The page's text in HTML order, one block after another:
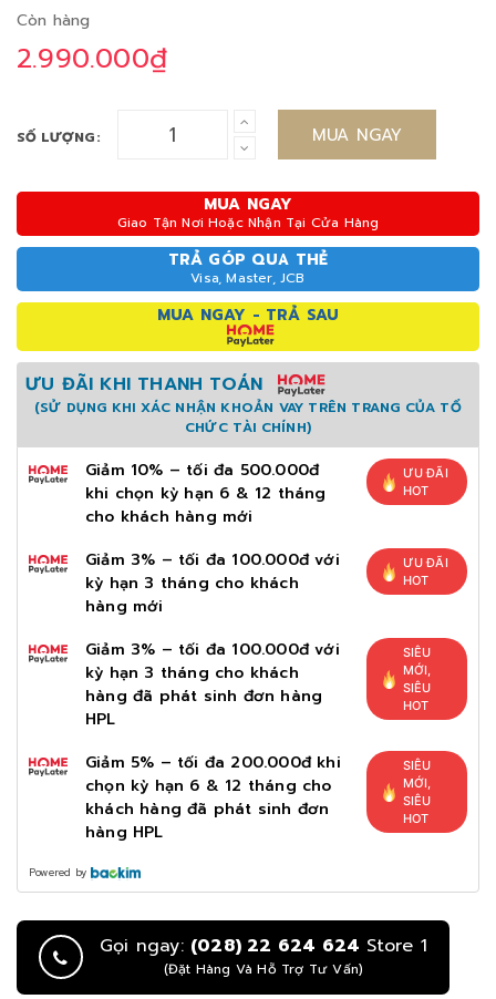
Còn hàng
2.990.000₫
SỐ LƯỢNG: MUA NGAY
MUA NGAY
Giao Tận Nơi Hoặc Nhận Tại Cửa Hàng
TRẢ GÓP QUA THẺ
Visa, Master, JCB
MUA NGAY - TRẢ SAU
ƯU ĐÃI KHI THANH TOÁN
(SỬ DỤNG KHI XÁC NHẬN KHOẢN VAY TRÊN TRANG CỦA TỔ
CHỨC TÀI CHÍNH)
Giảm 10% – tối đa 500.000đ
khi chọn kỳ hạn 6 & 12 tháng
cho khách hàng mới
ƯU ĐÃI
HOT
Giảm 3% – tối đa 100.000đ với
kỳ hạn 3 tháng cho khách
hàng mới
ƯU ĐÃI
HOT
Giảm 3% – tối đa 100.000đ với
kỳ hạn 3 tháng cho khách
hàng đã phát sinh đơn hàng
HPL
SIÊU
MỚI,
SIÊU
HOT
Giảm 5% – tối đa 200.000đ khi
chọn kỳ hạn 6 & 12 tháng cho
khách hàng đã phát sinh đơn
hàng HPL
SIÊU
MỚI,
SIÊU
HOT
Powered by
Gọi ngay: (028) 22 624 624 Store 1
(Đặt Hàng Và Hỗ Trợ Tư Vấn)